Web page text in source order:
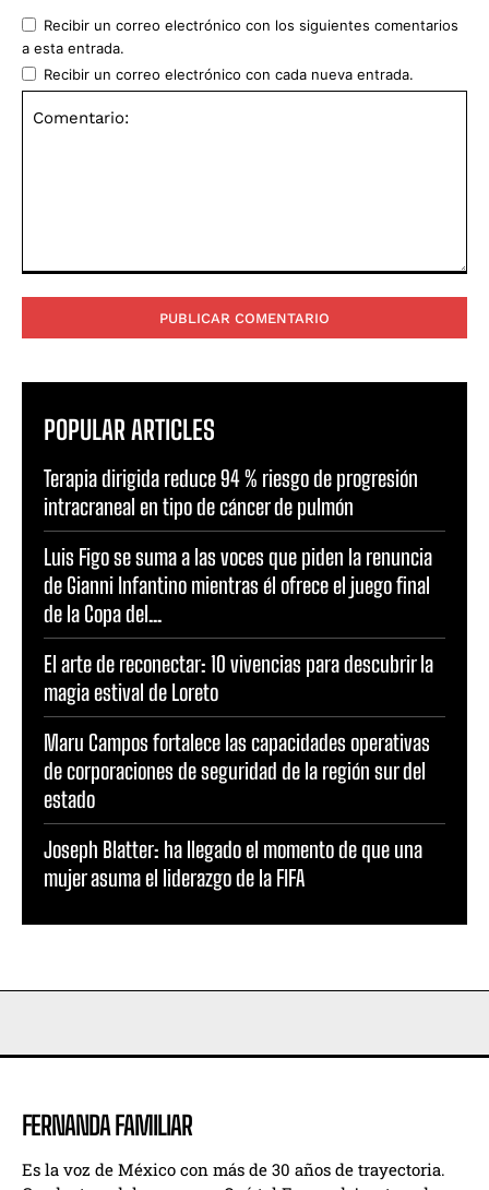
Recibir un correo electrónico con los siguientes comentarios
a esta entrada.
Recibir un correo electrónico con cada nueva entrada.
POPULAR ARTICLES
Terapia dirigida reduce 94 % riesgo de progresión
intracraneal en tipo de cáncer de pulmón
Luis Figo se suma a las voces que piden la renuncia
de Gianni Infantino mientras él ofrece el juego final
de la Copa del...
El arte de reconectar: 10 vivencias para descubrir la
magia estival de Loreto
Maru Campos fortalece las capacidades operativas
de corporaciones de seguridad de la región sur del
estado
Joseph Blatter: ha llegado el momento de que una
mujer asuma el liderazgo de la FIFA
FERNANDA FAMILIAR
Es la voz de México con más de 30 años de trayectoria.